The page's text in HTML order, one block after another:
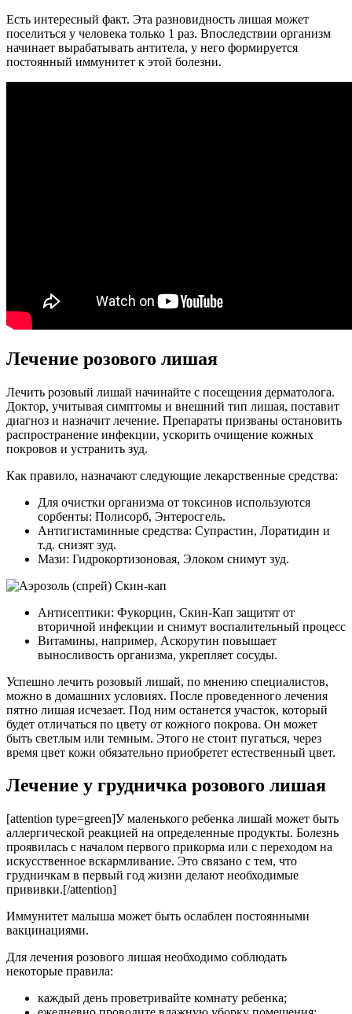
Есть интересный факт. Эта разновидность лишая может
поселиться у человека только 1 раз. Впоследствии организм
начинает вырабатывать антитела, у него формируется
постоянный иммунитет к этой болезни.
Лечение розового лишая
Лечить розовый лишай начинайте с посещения дерматолога.
Доктор, учитывая симптомы и внешний тип лишая, поставит
диагноз и назначит лечение. Препараты призваны остановить
распространение инфекции, ускорить очищение кожных
покровов и устранить зуд.
Как правило, назначают следующие лекарственные средства:
Для очистки организма от токсинов используются
сорбенты: Полисорб, Энтеросгель.
Антигистаминные средства: Супрастин, Лоратидин и
т.д. снизят зуд.
Мази: Гидрокортизоновая, Элоком снимут зуд.
Антисептики: Фукорцин, Скин-Кап защитят от
вторичной инфекции и снимут воспалительный процесс
Витамины, например, Аскорутин повышает
выносливость организма, укрепляет сосуды.
Успешно лечить розовый лишай, по мнению специалистов,
можно в домашних условиях. После проведенного лечения
пятно лишая исчезает. Под ним останется участок, который
будет отличаться по цвету от кожного покрова. Он может
быть светлым или темным. Этого не стоит пугаться, через
время цвет кожи обязательно приобретет естественный цвет.
Лечение у грудничка розового лишая
[attention type=green]У маленького ребенка лишай может быть
аллергической реакцией на определенные продукты. Болезнь
проявилась с началом первого прикорма или с переходом на
искусственное вскармливание. Это связано с тем, что
грудничкам в первый год жизни делают необходимые
прививки.[/attention]
Иммунитет малыша может быть ослаблен постоянными
вакцинациями.
Для лечения розового лишая необходимо соблюдать
некоторые правила:
каждый день проветривайте комнату ребенка;